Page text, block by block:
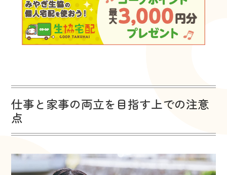
仕事と家事の両立を目指す上での注意
点